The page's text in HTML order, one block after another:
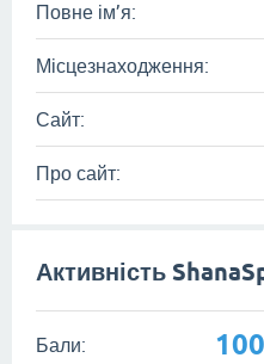
Повне ім’я:
Місцезнаходження:
Сайт:
Про сайт:
Активність
Бали: 100